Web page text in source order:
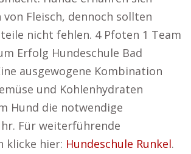
Fleisch, dennoch sollten
nicht fehlen. 4 Pfoten 1 Team
Erfolg Hundeschule Bad
ausgewogene Kombination
und Kohlenhydraten
Hund die notwendige
Für weiterführende
klicke hier: Hundeschule Runkel.